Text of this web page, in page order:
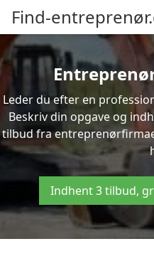
Find-
Leder du efter en
Beskriv din opgave og
tilbud fra
Indhent 3 tilbud,